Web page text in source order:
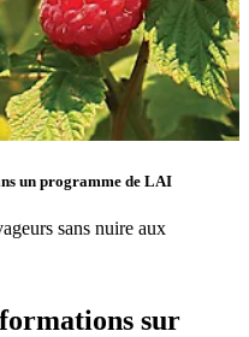
un programme de LAI
sans nuire aux
sur